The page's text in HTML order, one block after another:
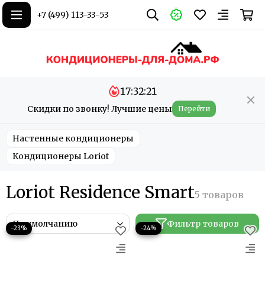
+7 (499) 113-33-53
Скидки по звонку! Лучшие цены
17:32:19
Перейти
Настенные кондиционеры
Кондиционеры Loriot
Loriot Residence Smart
Фильтр товаров
−23% −24%